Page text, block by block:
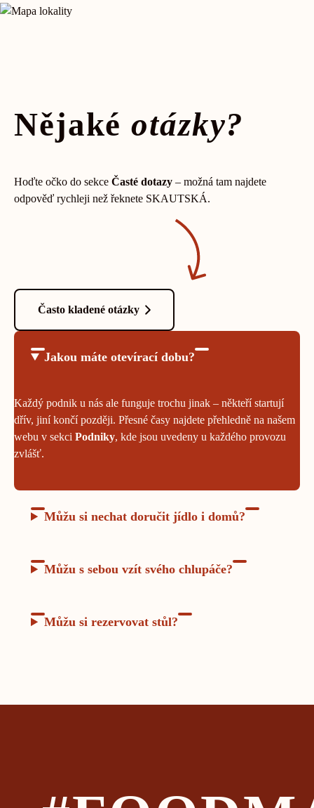
Nějakéotázky?
Hoďte očko do sekce Časté dotazy – možná tam najdete
odpověď rychleji než řeknete SKAUTSKÁ.
Často kladené otázky
Jakou máte otevírací dobu?
Každý podnik u nás ale funguje trochu jinak – někteří startují
dřív, jiní končí později. Přesné časy najdete přehledně na našem
webu v sekci Podniky, kde jsou uvedeny u každého provozu
zvlášť.
Můžu si nechat doručit jídlo i domů?
Můžu s sebou vzít svého chlupáče?
Můžu si rezervovat stůl?